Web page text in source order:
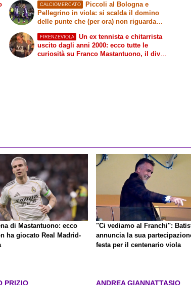
CALCIOMERCATO
Piccoli al Bologna e
Pellegrino in viola: si scalda il domino
delle punte che (per ora) non riguarda
FIRENZEVIOLA
Un ex tennista e chitarrista
uscito dagli anni 2000: ecco tutte le
curiosità su Franco Mastantuono, il divo
di Mastantuono: ecco
ha giocato Real Madrid-
"Ci vediamo al Franchi":
annuncia la sua
festa per il centenario viola
PRIZIO ANDREA GIANNATTASIO